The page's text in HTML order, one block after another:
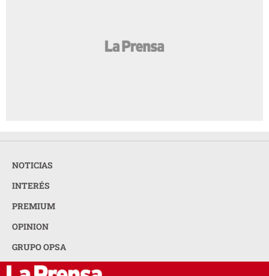
NOTICIAS
INTERÉS
PREMIUM
OPINION
GRUPO OPSA